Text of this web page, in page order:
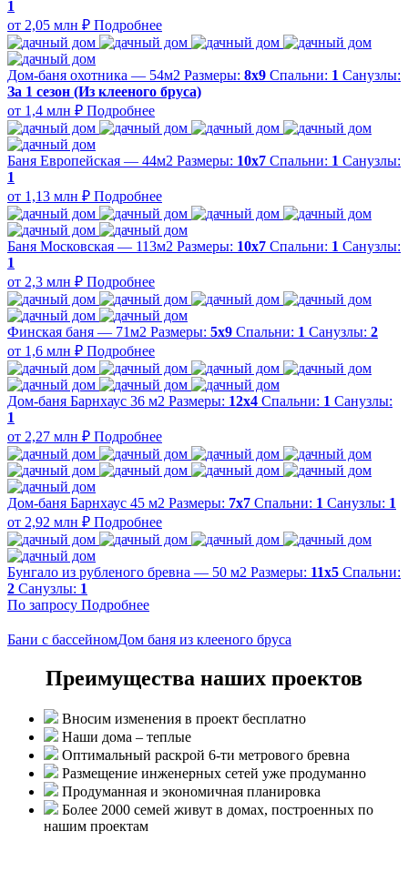
1
от 2,05 млн ₽ Подробнее
Дом-баня охотника — 54м2 Размеры: 8х9 Спальни: 1 Санузлы:
За 1 сезон (Из клееного бруса)
от 1,4 млн ₽ Подробнее
Баня Европейская — 44м2 Размеры: 10х7 Спальни: 1 Санузлы:
1
от 1,13 млн ₽ Подробнее
Баня Московская — 113м2 Размеры: 10х7 Спальни: 1 Санузлы:
1
от 2,3 млн ₽ Подробнее
Финская баня — 71м2 Размеры: 5х9 Спальни: 1 Санузлы: 2
от 1,6 млн ₽ Подробнее
Дом-баня Барнхаус 36 м2 Размеры: 12х4 Спальни: 1 Санузлы:
1
от 2,27 млн ₽ Подробнее
Дом-баня Барнхаус 45 м2 Размеры: 7x7 Спальни: 1 Санузлы: 1
от 2,92 млн ₽ Подробнее
Бунгало из рубленого бревна — 50 м2 Размеры: 11х5 Спальни:
2 Санузлы: 1
По запросу Подробнее
Бани с бассейномДом баня из клееного бруса
Преимущества наших проектов
Вносим изменения в проект бесплатно
Наши дома – теплые
Оптимальный раскрой 6-ти метрового бревна
Размещение инженерных сетей уже продуманно
Продуманная и экономичная планировка
Более 2000 семей живут в домах, построенных по
нашим проектам